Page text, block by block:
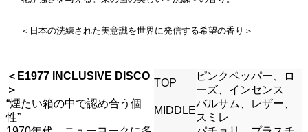
＜日本の洗練された美意識を世界に発信する希望の香り＞
＜E1977 INCLUSIVE DISCO
＞
“煙たい箱の中で認め合う個
性”
TOP
ピンクペッパー、ロ
ーズ、インセンス
MIDDLE
バルサム、レザー、
スミレ